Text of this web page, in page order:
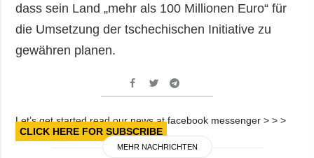
dass sein Land „mehr als 100 Millionen Euro“ für
die Umsetzung der tschechischen Initiative zu
gewähren planen.
Let’s get started read our news at facebook messenger > > >
CLICK HERE FOR SUBSCRIBE
MEHR NACHRICHTEN